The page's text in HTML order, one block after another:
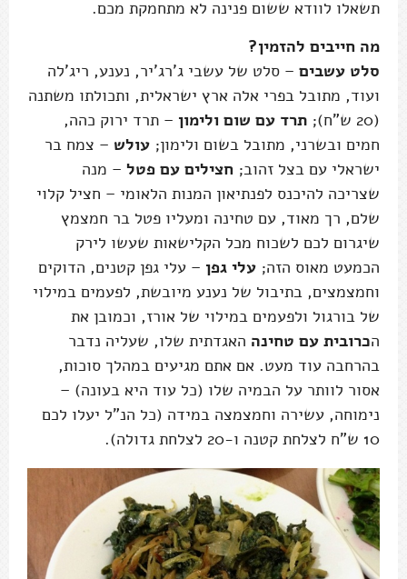
תשאלו לוודא ששום פנינה לא מתחמקת מכם.
מה חייבים להזמין?
סלט עשבים – סלט של עשבי ג'רג'יר, נענע, ריג'לה
ועוד, מתובל בפרי אלה ארץ ישראלית, ותכולתו משתנה
(20 ש”ח);
תרד עם שום ולימון – תרד ירוק כהה,
חמים ובשרני, מתובל בשום ולימון; עולש – צמח בר
ישראלי עם בצל זהוב; חצילים עם פטל – מנה
שצריכה להיכנס לפנתיאון המנות הלאומי – חציל קלוי
שלם, רך מאוד, עם טחינה ומעליו פטל בר חמצמץ
שיגרום לכם לשכוח מכל הקלישאות שעשו לירק
הכמעט מאוס הזה; עלי גפן – עלי גפן קטנים, הדוקים
וחמצמצים, בתיבול של נענע מיובשת, לפעמים במילוי
של בורגול ולפעמים במילוי של אורז, וכמובן את
הכרובית עם טחינה האגדתית שלו, שעליה נדבר
בהרחבה עוד מעט. אם אתם מגיעים במהלך סוכות,
אסור לוותר על הבמיה שלו (כל עוד היא בעונה) –
נימוחה, עשירה וחמצמצה במידה (כל הנ”ל יעלו לכם
10 ש”ח לצלחת קטנה ו-20 לצלחת גדולה).